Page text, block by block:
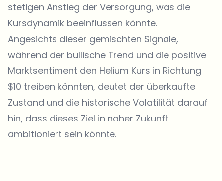
stetigen Anstieg der Versorgung, was die
Kursdynamik beeinflussen könnte.
Angesichts dieser gemischten Signale,
während der bullische Trend und die positive
Marktsentiment den Helium Kurs in Richtung
$10 treiben könnten, deutet der überkaufte
Zustand und die historische Volatilität darauf
hin, dass dieses Ziel in naher Zukunft
ambitioniert sein könnte.